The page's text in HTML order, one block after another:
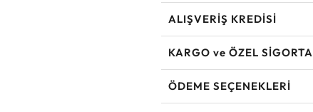
ALIŞVERİŞ KREDİSİ
KARGO ve ÖZEL SİGORTA
ÖDEME SEÇENEKLERİ